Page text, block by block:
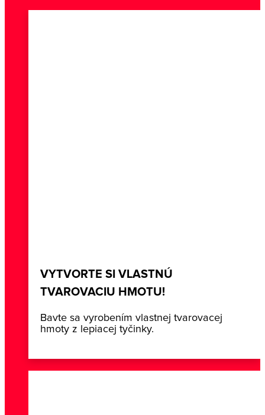
VYTVORTE SI VLASTNÚ
TVAROVACIU HMOTU!
Bavte sa vyrobením vlastnej tvarovacej
hmoty z lepiacej tyčinky.